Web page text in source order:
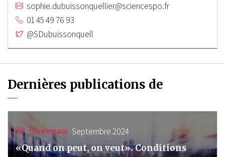
sophie.dubuissonquellier@sciencespo.fr
01 45 49 76 93
@SDubuissonquell
Dernières publications de
DÉCRYPTAGE Septembre 2024
«Quand on peut, on veut». Conditions